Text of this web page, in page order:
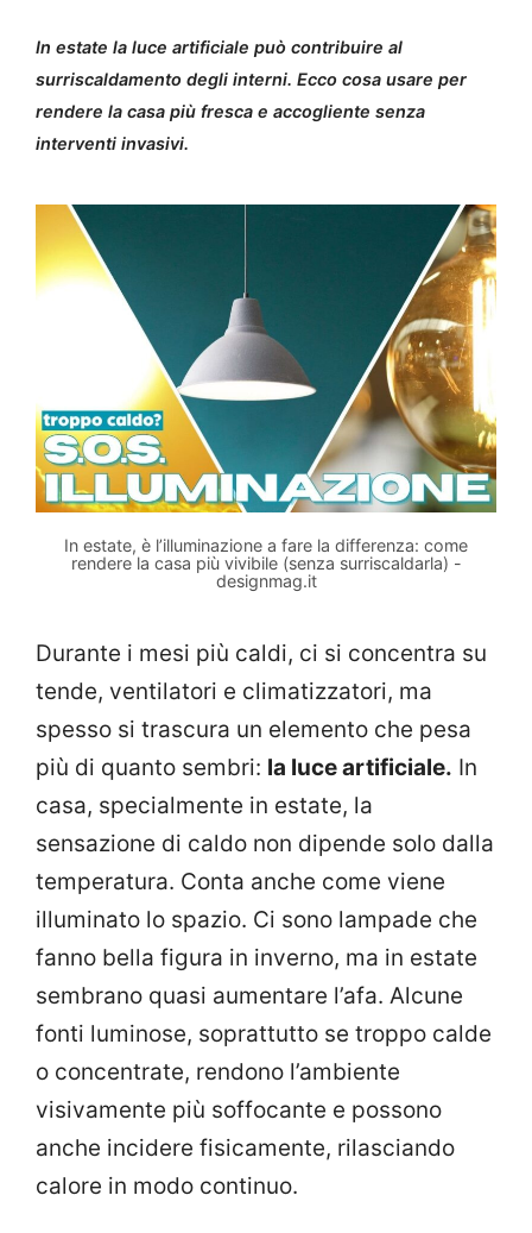
In estate la luce artificiale può contribuire al
surriscaldamento degli interni. Ecco cosa usare per
rendere la casa più fresca e accogliente senza
interventi invasivi.
In estate, è l’illuminazione a fare la differenza: come
rendere la casa più vivibile (senza surriscaldarla) -
designmag.it
Durante i mesi più caldi, ci si concentra su
tende, ventilatori e climatizzatori, ma
spesso si trascura un elemento che pesa
più di quanto sembri: la luce artificiale. In
casa, specialmente in estate, la
sensazione di caldo non dipende solo dalla
temperatura. Conta anche come viene
illuminato lo spazio. Ci sono lampade che
fanno bella figura in inverno, ma in estate
sembrano quasi aumentare l’afa. Alcune
fonti luminose, soprattutto se troppo calde
o concentrate, rendono l’ambiente
visivamente più soffocante e possono
anche incidere fisicamente, rilasciando
calore in modo continuo.